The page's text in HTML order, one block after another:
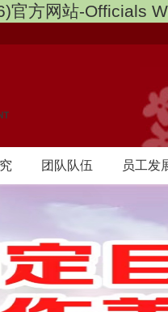
官方网站-Officials
团队队伍 员工发